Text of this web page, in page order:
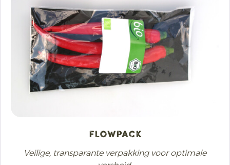
Flowpackㅤ
Veilige, transparante verpakking voor optimale